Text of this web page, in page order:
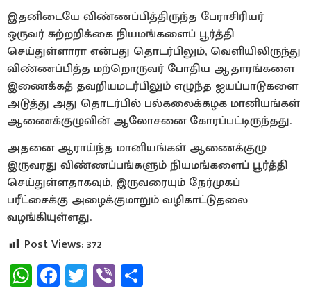
இதனிடையே விண்ணப்பித்திருந்த பேராசிரியர்
ஒருவர் சுற்றறிக்கை நியமங்களைப் பூர்த்தி
செய்துள்ளாரா என்பது தொடர்பிலும், வெளியிலிருந்து
விண்ணப்பித்த மற்றொருவர் போதிய ஆதாரங்களை
இணைக்கத் தவறியமடர்பிலும் எழுந்த ஐயப்பாடுகளை
அடுத்து அது தொடர்பில் பல்கலைக்கழக மானியங்கள்
ஆணைக்குழுவின் ஆலோசனை கோரப்பட்டிருந்தது.
அதனை ஆராய்ந்த மானியங்கள் ஆணைக்குழு
இருவரது விண்ணப்பங்களும் நியமங்களைப் பூர்த்தி
செய்துள்ளதாகவும், இருவரையும் நேர்முகப்
பரீட்சைக்கு அழைக்குமாறும் வழிகாட்டுதலை
வழங்கியுள்ளது.
Post Views:372
WhatsApp
Facebook
Twitter
Viber